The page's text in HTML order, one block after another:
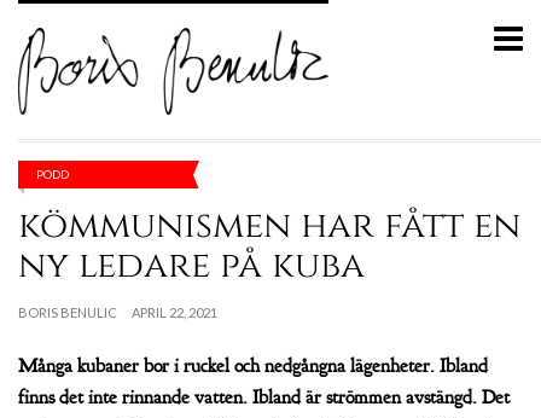
PODD
kömmunismen har fått en
ny ledare på kuba
BORIS BENULIC APRIL 22, 2021
Många kubaner bor i ruckel och nedgångna lägenheter. Ibland
finns det inte rinnande vatten. Ibland är strömmen avstängd. Det